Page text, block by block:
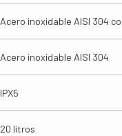
Acero inoxidable AISI 304
Acero inoxidable AISI 304
IPX5
20 litros